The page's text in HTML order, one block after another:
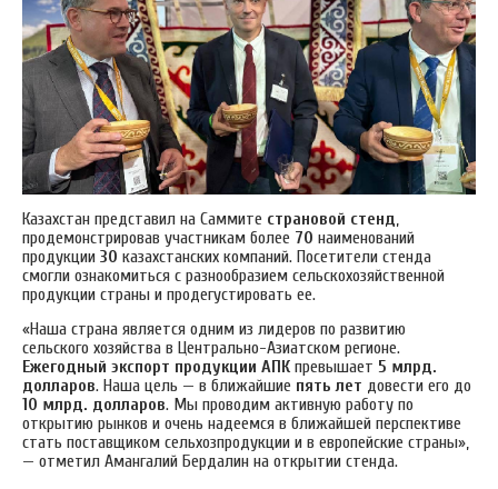
Казахстан представил на Саммите страновой стенд,
продемонстрировав участникам более 70 наименований
продукции 30 казахстанских компаний. Посетители стенда
смогли ознакомиться с разнообразием сельскохозяйственной
продукции страны и продегустировать ее.
«Наша страна является одним из лидеров по развитию
сельского хозяйства в Центрально-Азиатском регионе.
Ежегодный экспорт продукции АПК превышает 5 млрд.
долларов. Наша цель — в ближайшие пять лет довести его до
10 млрд. долларов. Мы проводим активную работу по
открытию рынков и очень надеемся в ближайшей перспективе
стать поставщиком сельхозпродукции и в европейские страны»,
— отметил Амангалий Бердалин на открытии стенда.